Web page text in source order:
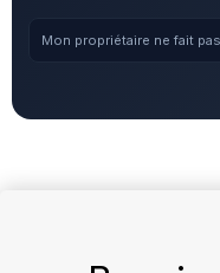
Mon propriétaire ne fait